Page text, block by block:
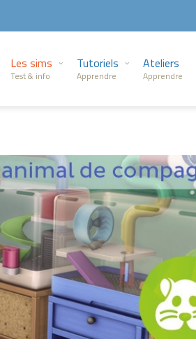
Les sims
Test & info
Tutoriels
Apprendre
Ateliers
Apprendre